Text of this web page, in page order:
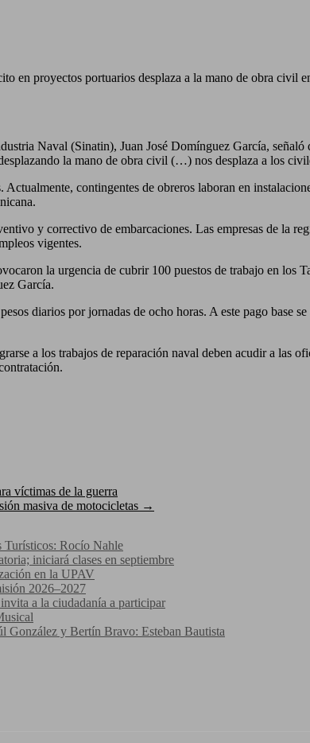
en proyectos portuarios desplaza a la mano de obra civil
Naval (Sinatin), Juan José Domínguez García, señaló
la mano de obra civil (…) nos desplaza a los
contingentes de obreros laboran en
y correctivo de embarcaciones. Las empresas de la
vigentes.
la urgencia de cubrir 100 puestos de trabajo en
García.
diarios por jornadas de ocho horas. A este pago base
a los trabajos de reparación naval deben acudir a las
víctimas de la guerra
masiva de motocicletas →
Turísticos: Rocío Nahle
iniciará clases en septiembre
en la UPAV
2026–2027
a la ciudadanía a participar
González y Bertín Bravo: Esteban Bautista